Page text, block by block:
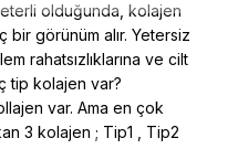
olduğunda, kolajen
görünüm alır. Yetersiz
rahatsızlıklarına ve cilt
tip kolajen var?
var. Ama en çok
3 kolajen ; Tip1 , Tip2